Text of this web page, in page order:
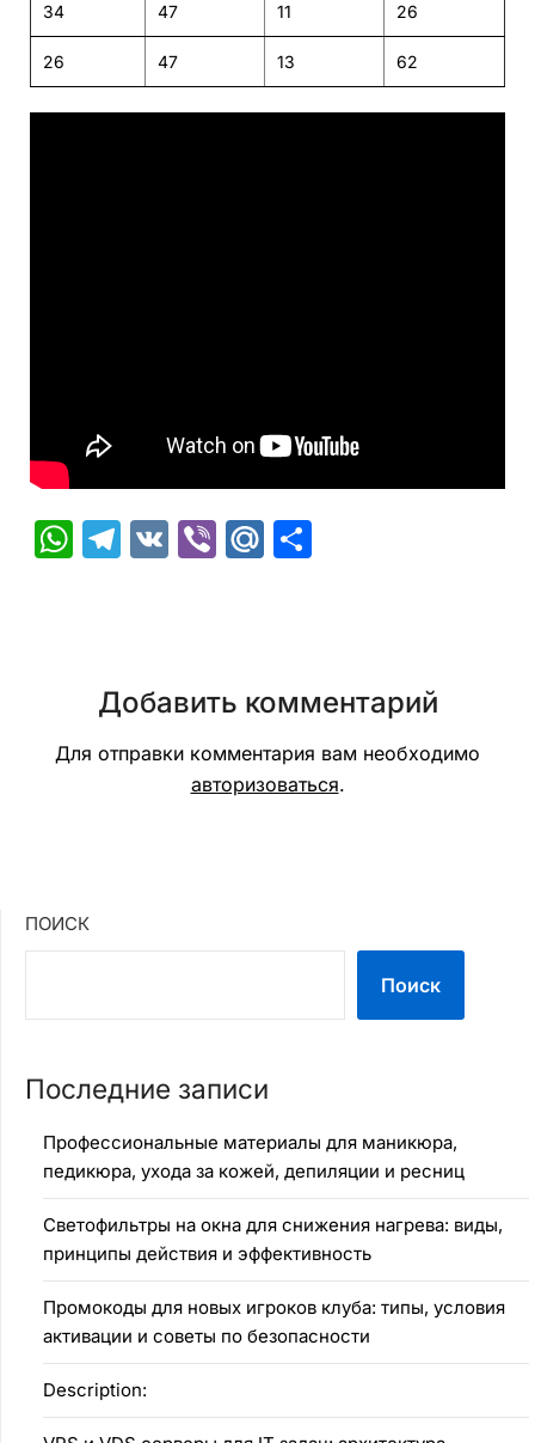
34 47 11 26
26 47 13 62
WhatsApp
Telegram
VK ViberMail.Ru
Добавить комментарий
Для отправки комментария вам необходимо
авторизоваться.
ПОИСК
Поиск
Последние записи
Профессиональные материалы для маникюра,
педикюра, ухода за кожей, депиляции и ресниц
Светофильтры на окна для снижения нагрева: виды,
принципы действия и эффективность
Промокоды для новых игроков клуба: типы, условия
активации и советы по безопасности
Description: